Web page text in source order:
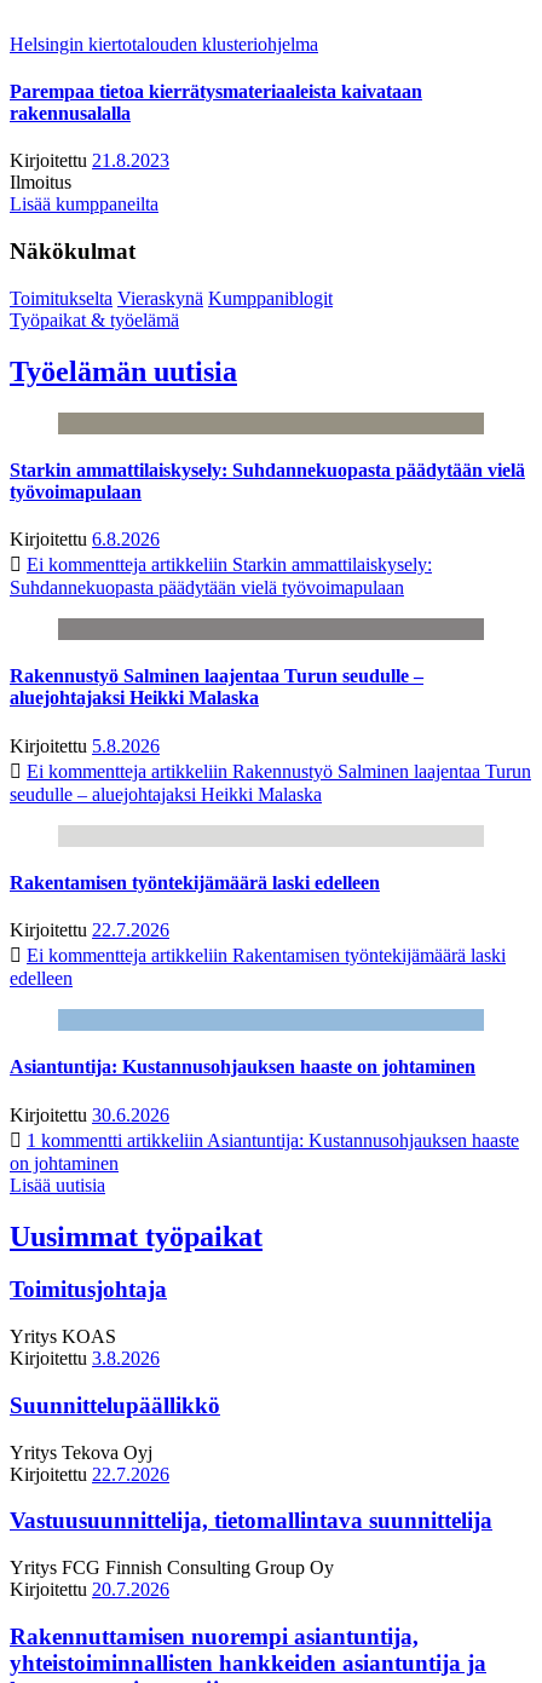
Helsingin kiertotalouden klusteriohjelma
Parempaa tietoa kierrätysmateriaaleista kaivataan
rakennusalalla
Kirjoitettu 21.8.2023
Ilmoitus
Lisää kumppaneilta
Näkökulmat
Toimitukselta Vieraskynä Kumppaniblogit
Työpaikat & työelämä
Työelämän uutisia
Starkin ammattilaiskysely: Suhdannekuopasta päädytään vielä
työvoimapulaan
Kirjoitettu 6.8.2026
Ei kommentteja artikkeliin Starkin ammattilaiskysely:
Suhdannekuopasta päädytään vielä työvoimapulaan
Rakennustyö Salminen laajentaa Turun seudulle –
aluejohtajaksi Heikki Malaska
Kirjoitettu 5.8.2026
Ei kommentteja artikkeliin Rakennustyö Salminen laajentaa Turun
seudulle – aluejohtajaksi Heikki Malaska
Rakentamisen työntekijämäärä laski edelleen
Kirjoitettu 22.7.2026
Ei kommentteja artikkeliin Rakentamisen työntekijämäärä laski
edelleen
Asiantuntija: Kustannusohjauksen haaste on johtaminen
Kirjoitettu 30.6.2026
1 kommentti artikkeliin Asiantuntija: Kustannusohjauksen haaste
on johtaminen
Lisää uutisia
Uusimmat työpaikat
Toimitusjohtaja
Yritys KOAS
Kirjoitettu 3.8.2026
Suunnittelupäällikkö
Yritys Tekova Oyj
Kirjoitettu 22.7.2026
Vastuusuunnittelija, tietomallintava suunnittelija
Yritys FCG Finnish Consulting Group Oy
Kirjoitettu 20.7.2026
Rakennuttamisen nuorempi asiantuntija,
yhteistoiminnallisten hankkeiden asiantuntija ja